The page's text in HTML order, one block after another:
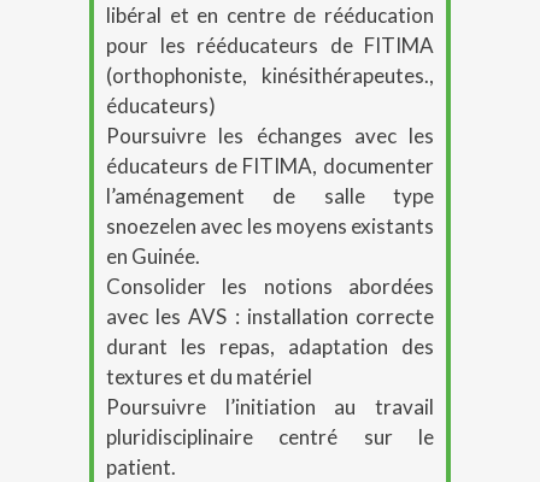
libéral et en centre de rééducation
pour les rééducateurs de FITIMA
(orthophoniste, kinésithérapeutes.,
éducateurs)
Poursuivre les échanges avec les
éducateurs de FITIMA, documenter
l’aménagement de salle type
snoezelen avec les moyens existants
en Guinée.
Consolider les notions abordées
avec les AVS : installation correcte
durant les repas, adaptation des
textures et du matériel
Poursuivre l’initiation au travail
pluridisciplinaire centré sur le
patient.